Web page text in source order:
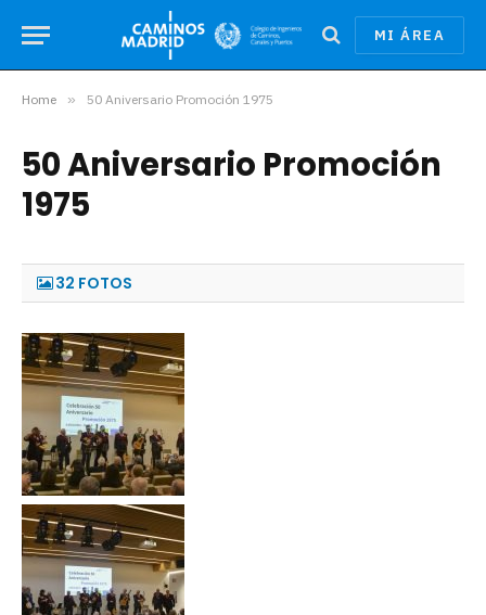
MI ÁREA
Home » 50 Aniversario Promoción 1975
50 Aniversario Promoción
1975
32 FOTOS